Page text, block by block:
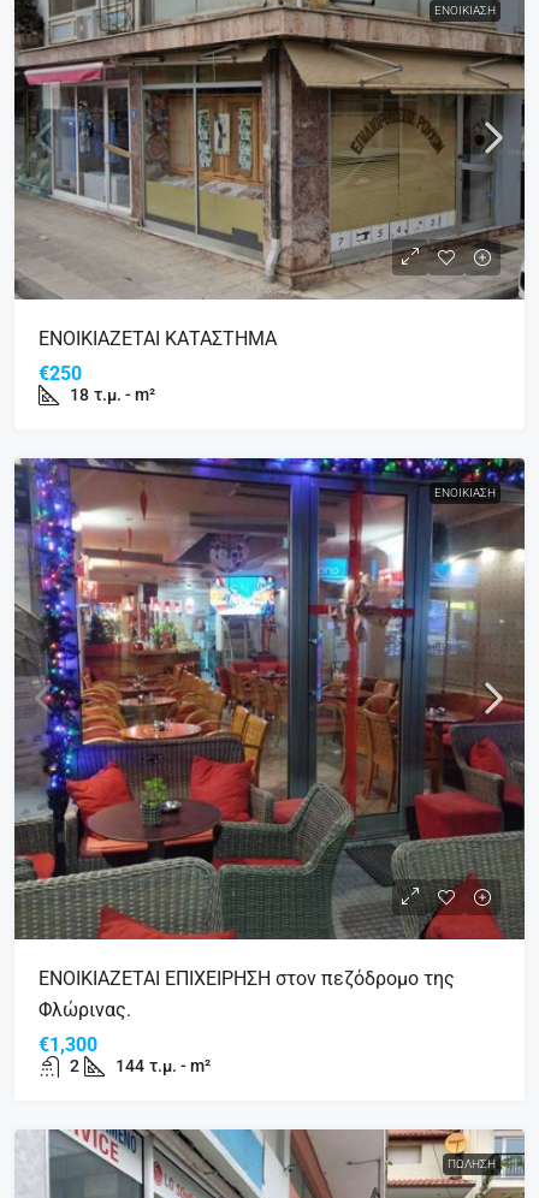
ΕΝΟΙΚΊΑΣΗ
ΕΝΟΙΚΙΑΖΕΤΑΙ ΚΑΤΑΣΤΗΜΑ
€250
18 τ.μ. - m²
ΕΝΟΙΚΊΑΣΗ
ΕΝΟΙΚΙΑΖΕΤΑΙ ΕΠΙΧΕΙΡΗΣΗ στον πεζόδρομο της
Φλώρινας.
€1,300
2 144 τ.μ. - m²
ΠΏΛΗΣΗ